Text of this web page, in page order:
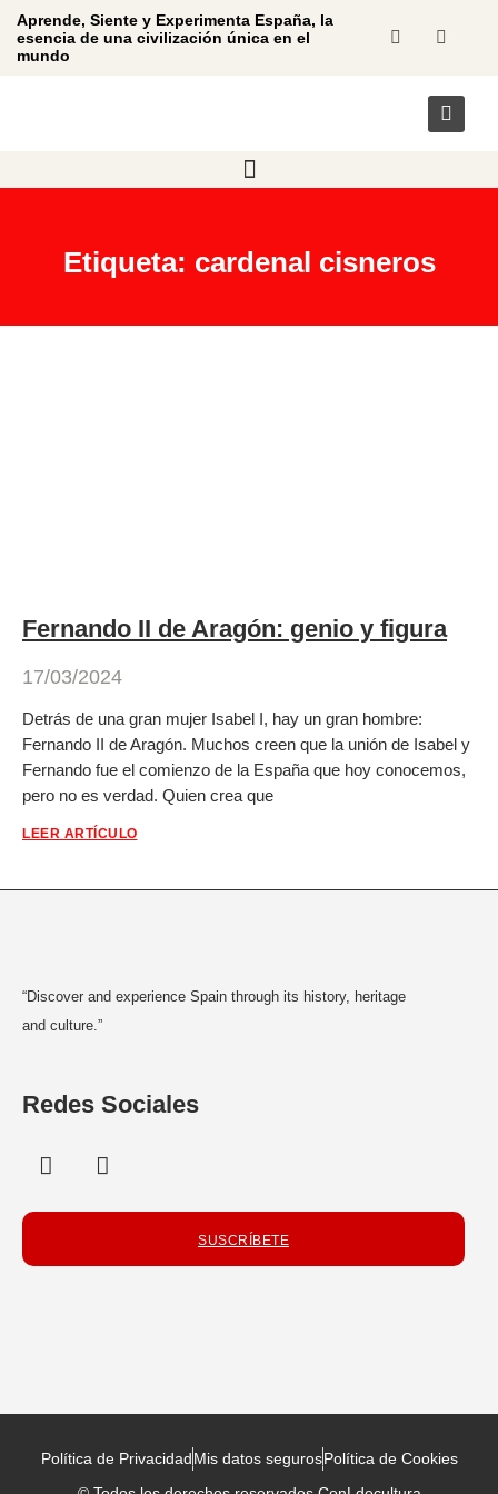
Aprende, Siente y Experimenta España, la
esencia de una civilización única en el
mundo
Etiqueta: cardenal cisneros
Fernando II de Aragón: genio y figura
17/03/2024
Detrás de una gran mujer Isabel I, hay un gran hombre:
Fernando II de Aragón. Muchos creen que la unión de Isabel y
Fernando fue el comienzo de la España que hoy conocemos,
pero no es verdad. Quien crea que
LEER ARTÍCULO
“Discover and experience Spain through its history, heritage
and culture.”
Redes Sociales
SUSCRÍBETE
Política de PrivacidadMis datos segurosPolítica de Cookies